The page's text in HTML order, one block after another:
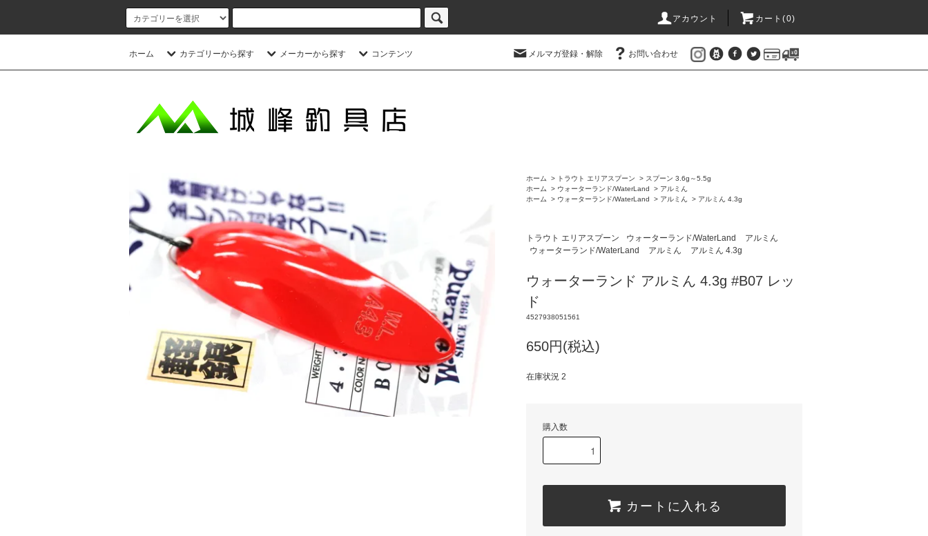
アカウント カート(0)
ホーム カテゴリーから探す メーカーから探す コンテンツ メルマガ登録・解除 お問い合わせ
ホーム > トラウト エリアスプーン > スプーン 3.6g～5.5g
ホーム
> ウォーターランド/WaterLand > アルミん
ホーム
> ウォーターランド/WaterLand > アルミん > アルミん 4.3g
トラウト エリアスプーン ウォーターランド/WaterLand
アルミん
ウォーターランド/WaterLand
アルミん アルミん 4.3g
ウォーターランド アルミん 4.3g #B07 レッ
ド
4527938051561
650円(税込)
在庫状況 2
購入数
カートに入れる